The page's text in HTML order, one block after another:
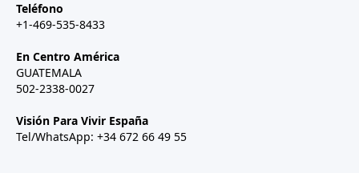
Teléfono
+1-469-535-8433
En Centro América
GUATEMALA
502-2338-0027
Visión Para Vivir España
Tel/WhatsApp: +34 672 66 49 55